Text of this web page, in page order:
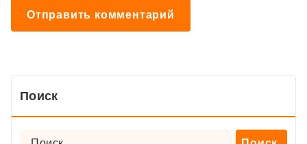
Поиск
Найти: